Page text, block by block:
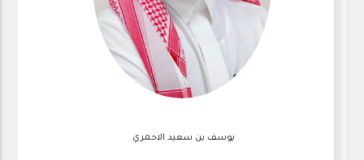
يوسف بن سعيد الاحمري